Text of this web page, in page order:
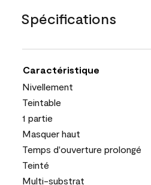
Spécifications
Caractéristique
Nivellement
Teintable
1 partie
Masquer haut
Temps d'ouverture prolongé
Teinté
Multi-substrat